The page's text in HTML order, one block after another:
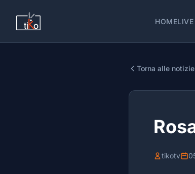
HOME
Torna alle notizie
tikotv